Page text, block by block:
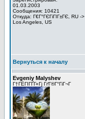
01.03.2003
Сообщения: 10421
Откуда: Г€Г°ГЄГіГІГ±ГЄ, RU ->
Los Angeles, US
Вернуться к началу
Evgeniy Malyshev
Г†ГЁГІГҐГ«Гј ГґГ®Г°ГіГ¬Г